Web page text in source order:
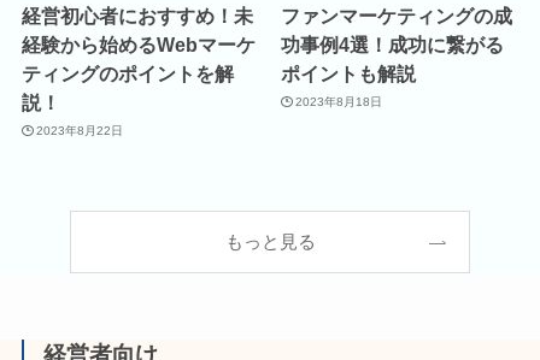
経営初心者におすすめ！未
経験から始めるWebマーケ
ティングのポイントを解
説！
2023年8月22日
ファンマーケティングの成
功事例4選！成功に繋がる
ポイントも解説
2023年8月18日
もっと見る
経営者向け